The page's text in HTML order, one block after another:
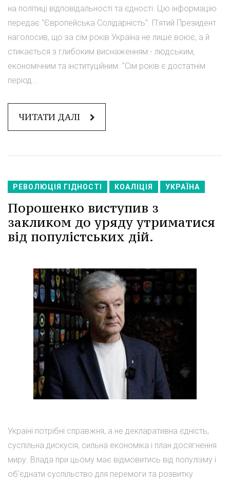
на політиці відповідальності та єдності. Цю інформацію
передає "Європейська Солідарність". П'ятий Президент
наголосив, що за сім років Україна не лише воює, а й
стикається з глибоким виснаженням - людським,
економічним та інституційним. "Сім років є достатнім
період...
ЧИТАТИ ДАЛІ
РЕВОЛЮЦІЯ ГІДНОСТІ КОАЛІЦІЯ УКРАЇНА
Порошенко виступив з
закликом до уряду утриматися
від популістських дій.
Україні потрібні справжня, а не декларативна єдність,
суспільна дискусія, сильна економіка і план досягнення
миру. Влада при цьому має відмовитись від популізму і
об'єднати суспільство для перемоги та розвитку